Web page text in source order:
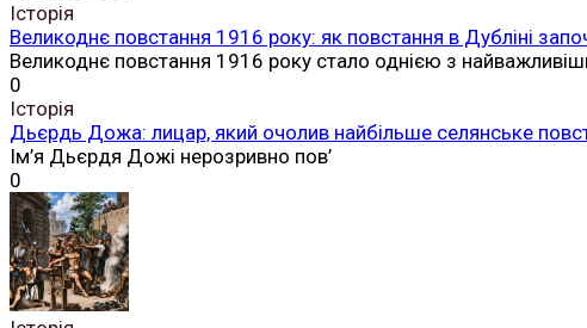
Історія
Великоднє повстання 1916 року: як повстання в Дубліні
Великоднє повстання 1916 року стало однією з
0
Історія
Дьєрдь Дожа: лицар, який очолив найбільше селянське
Ім’я Дьєрдя Дожі нерозривно пов’
0